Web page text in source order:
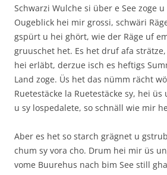
Schwarzi Wulche si über e See zoge
Ougeblick hei mir grossi, schwäri
gspürt u hei ghört, wie der Räge uf
gruuschet het. Es het druf afa strätze,
hei erläbt, derzue isch es heftigs
Land zoge. Üs het das nümm rächt
Ruetestäcke la Ruetestäcke sy, hei üs
u sy lospedalete, so schnäll wie mir
Aber es het so starch grägnet u
chum sy vora cho. Drum hei mir üs
vome Buurehus nach bim See still